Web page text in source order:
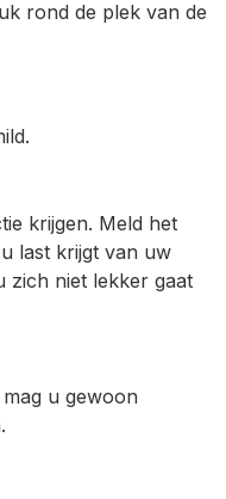
rond de plek van de
krijgen. Meld het
last krijgt van uw
zich niet lekker gaat
u gewoon